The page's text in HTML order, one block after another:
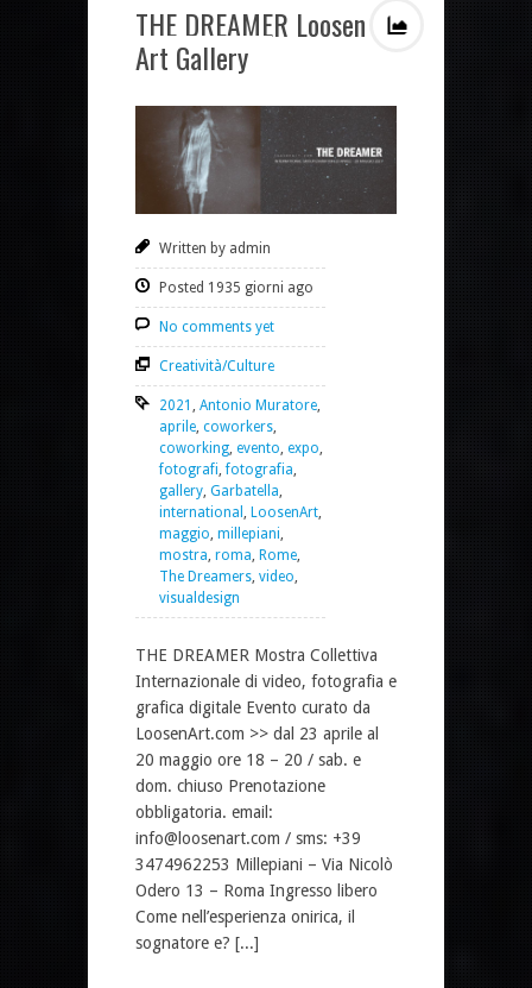
THE DREAMER Loosen
Art Gallery
Written by admin
Posted 1935 giorni ago
No comments yet
Creatività/Culture
2021 , Antonio Muratore,
aprile, coworkers,
coworking, evento, expo,
fotografi,fotografia,
gallery, Garbatella,
international , LoosenArt,
maggio, millepiani,
mostra, roma, Rome,
The Dreamers, video,
visualdesign
THE DREAMER Mostra Collettiva
Internazionale di video, fotografia e
grafica digitale Evento curato da
LoosenArt.com >> dal 23 aprile al
20 maggio ore 18 – 20 / sab. e
dom. chiuso Prenotazione
obbligatoria. email:
info@loosenart.com / sms: +39
3474962253 Millepiani – Via Nicolò
Odero 13 – Roma Ingresso libero
Come nell’esperienza onirica, il
sognatore e? [...]